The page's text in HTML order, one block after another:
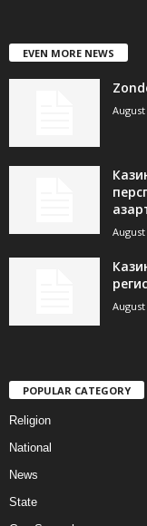
EVEN MORE NEWS
August
August
August
POPULAR CATEGORY
Religion
National
News
State